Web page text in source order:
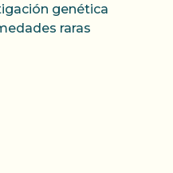
genética
raras